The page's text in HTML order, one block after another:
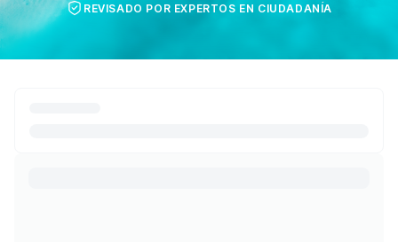
REVISADO POR EXPERTOS EN CIUDADANÍA